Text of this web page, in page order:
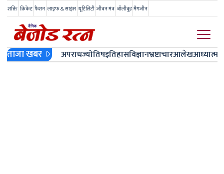
शक्ति क्रिकेट फैशन लाइफ & साइंस यूटिलिटी जीवन मंत्र बॉलीवुड मैगजीन
ताजा खबर अपराधज्योतिषइतिहासविज्ञानभ्रष्टाचारआलेखआध्यात्म